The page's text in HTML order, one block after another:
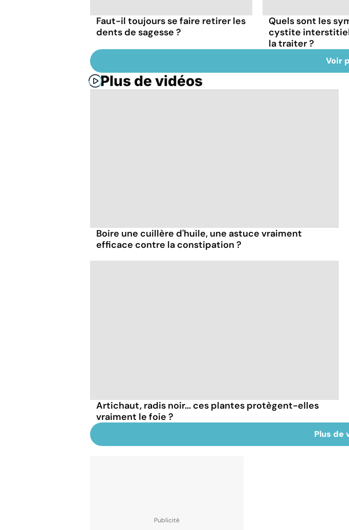
Faut-il toujours se faire retirer les
dents de sagesse ?
Quels sont les
cystite
la traiter ?
Voir
Plus de vidéos
Boire une cuillère d'huile, une astuce vraiment
efficace contre la constipation ?
Artichaut, radis noir... ces plantes protègent-elles
vraiment le foie ?
Plus de